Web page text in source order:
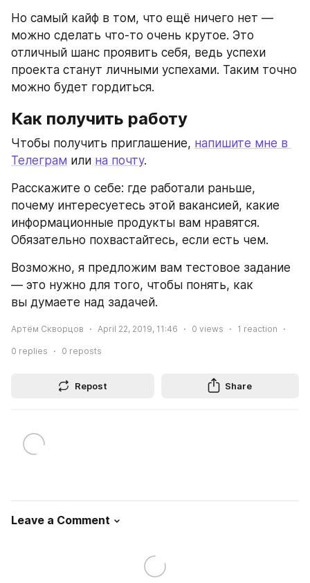
Но самый кайф в том, что ещё ничего нет —
можно сделать что-то очень крутое. Это
отличный шанс проявить себя, ведь успехи
проекта станут личными успехами. Таким точно
можно будет гордиться.
Как получить работу
Чтобы получить приглашение, напишите мне в
Телеграм или на почту.
Расскажите о себе: где работали раньше,
почему интересуетесь этой вакансией, какие
информационные продукты вам нравятся.
Обязательно похвастайтесь, если есть чем.
Возможно, я предложим вам тестовое задание
— это нужно для того, чтобы понять, как
вы думаете над задачей.
Артём Скворцов April 22, 2019, 11:46 0 views 1 reaction
0 replies 0 reposts
Repost Share
Leave a Comment